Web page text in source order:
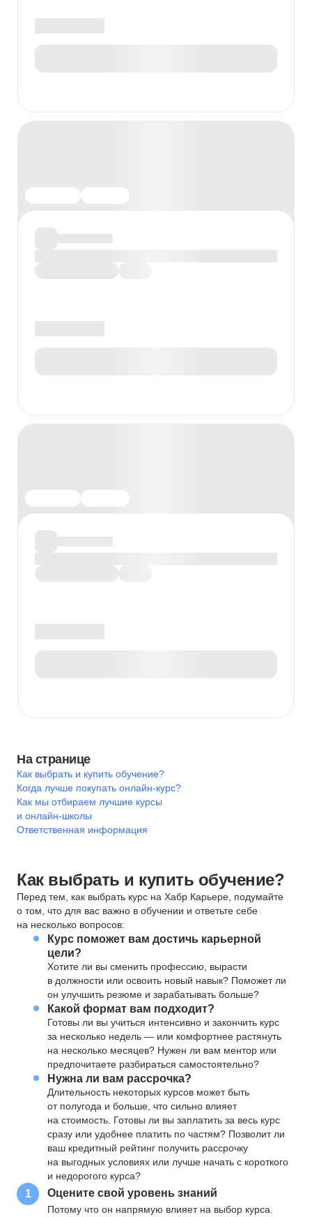
На странице
Как выбрать и купить обучение?
Когда лучше покупать онлайн-курс?
Как мы отбираем лучшие курсы
и онлайн-школы
Ответственная информация
Как выбрать и купить обучение?
Перед тем, как выбрать курс на Хабр Карьере, подумайте
о том, что для вас важно в обучении и ответьте себе
на несколько вопросов:
Курс поможет вам достичь карьерной
цели?
Хотите ли вы сменить профессию, вырасти
в должности или освоить новый навык? Поможет ли
он улучшить резюме и зарабатывать больше?
Какой формат вам подходит?
Готовы ли вы учиться интенсивно и закончить курс
за несколько недель — или комфортнее растянуть
на несколько месяцев? Нужен ли вам ментор или
предпочитаете разбираться самостоятельно?
Нужна ли вам рассрочка?
Длительность некоторых курсов может быть
от полугода и больше, что сильно влияет
на стоимость. Готовы ли вы заплатить за весь курс
сразу или удобнее платить по частям? Позволит ли
ваш кредитный рейтинг получить рассрочку
на выгодных условиях или лучше начать с короткого
и недорогого курса?
1 Оцените свой уровень знаний
Потому что он напрямую влияет на выбор курса.